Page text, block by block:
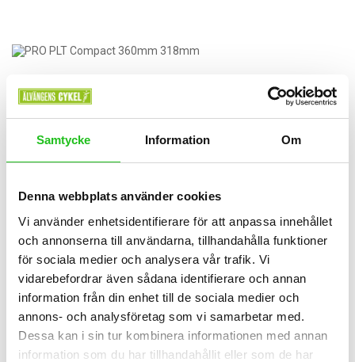
Samtycke Information Om
Denna webbplats använder cookies
Vi använder enhetsidentifierare för att anpassa innehållet
och annonserna till användarna, tillhandahålla funktioner
för sociala medier och analysera vår trafik. Vi
vidarebefordrar även sådana identifierare och annan
information från din enhet till de sociala medier och
annons- och analysföretag som vi samarbetar med.
Dessa kan i sin tur kombinera informationen med annan
information som du har tillhandahållit eller som de har
Styren och tillbehör
PRO PLT Compact Styre
599,00 kr